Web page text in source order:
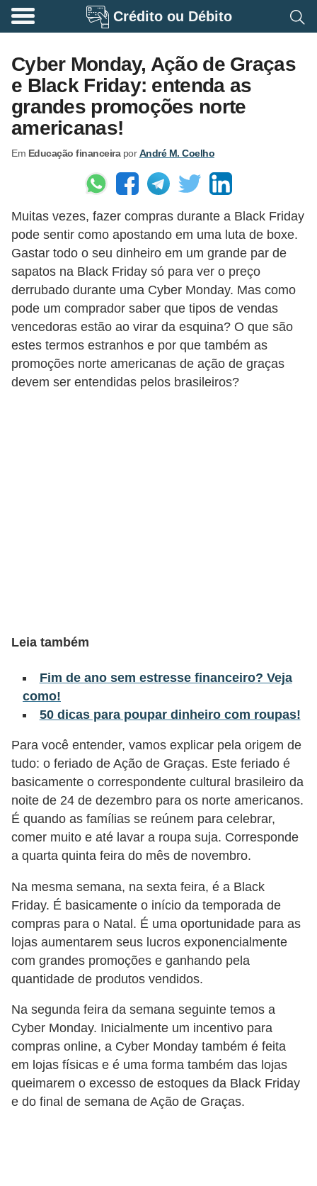
Crédito ou Débito
Cyber Monday, Ação de Graças
e Black Friday: entenda as
grandes promoções norte
americanas!
Em Educação financeiraporAndré M. Coelho
Muitas vezes, fazer compras durante a Black Friday
pode sentir como apostando em uma luta de boxe.
Gastar todo o seu dinheiro em um grande par de
sapatos na Black Friday só para ver o preço
derrubado durante uma Cyber ​​Monday. Mas como
pode um comprador saber que tipos de vendas
vencedoras estão ao virar da esquina? O que são
estes termos estranhos e por que também as
promoções norte americanas de ação de graças
devem ser entendidas pelos brasileiros?
Leia também
Fim de ano sem estresse financeiro? Veja
como!
50 dicas para poupar dinheiro com roupas!
Para você entender, vamos explicar pela origem de
tudo: o feriado de Ação de Graças. Este feriado é
basicamente o correspondente cultural brasileiro da
noite de 24 de dezembro para os norte americanos.
É quando as famílias se reúnem para celebrar,
comer muito e até lavar a roupa suja. Corresponde
a quarta quinta feira do mês de novembro.
Na mesma semana, na sexta feira, é a Black
Friday. É basicamente o início da temporada de
compras para o Natal. É uma oportunidade para as
lojas aumentarem seus lucros exponencialmente
com grandes promoções e ganhando pela
quantidade de produtos vendidos.
Na segunda feira da semana seguinte temos a
Cyber Monday. Inicialmente um incentivo para
compras online, a Cyber Monday também é feita
em lojas físicas e é uma forma também das lojas
queimarem o excesso de estoques da Black Friday
e do final de semana de Ação de Graças.
A
o
s
e
n
t
o
r
a
B
a
c
s
i
n
a
n
c
e
r
a
s
C
â
b
i
o